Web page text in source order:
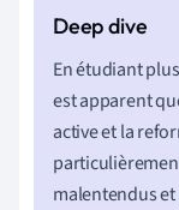
En étudiant
est apparent
active et la
malentendus